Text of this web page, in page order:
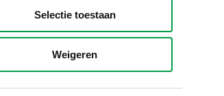
Selectie toestaan
Weigeren